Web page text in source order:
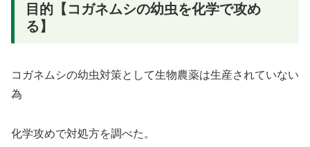
目的【コガネムシの幼虫を化学で攻め
る】
コガネムシの幼虫対策として生物農薬は生産されていない
為
化学攻めで対処方を調べた。